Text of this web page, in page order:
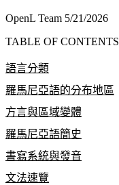
OpenL Team 5/21/2026
TABLE OF CONTENTS
語言分類
羅馬尼亞語的分布地區
方言與區域變體
羅馬尼亞語簡史
書寫系統與發音
文法速覽